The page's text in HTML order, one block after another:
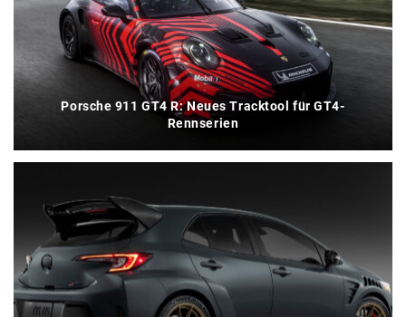
Porsche 911 GT4 R: Neues Tracktool für GT4-
Rennserien